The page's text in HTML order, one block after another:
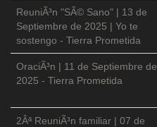
ReuniÃ³n "SÃ© Sano" | 13 de
Septiembre de 2025 | Yo te
sostengo - Tierra Prometida
OraciÃ³n | 11 de Septiembre de
2025 - Tierra Prometida
2Âª ReuniÃ³n familiar | 07 de